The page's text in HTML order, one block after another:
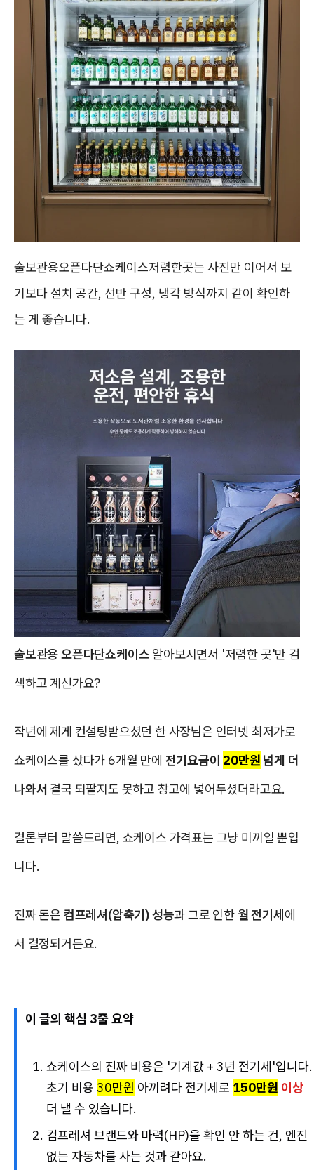
술보관용오픈다단쇼케이스저렴한곳는 사진만 이어서 보
기보다 설치 공간, 선반 구성, 냉각 방식까지 같이 확인하
는 게 좋습니다.
술보관용 오픈다단쇼케이스 알아보시면서 '저렴한 곳'만 검
색하고 계신가요?
작년에 제게 컨설팅받으셨던 한 사장님은 인터넷 최저가로
쇼케이스를 샀다가 6개월 만에 전기요금이 20만원 넘게 더
나와서 결국 되팔지도 못하고 창고에 넣어두셨더라고요.
결론부터 말씀드리면, 쇼케이스 가격표는 그냥 미끼일 뿐입
니다.
진짜 돈은 컴프레셔(압축기) 성능과 그로 인한 월 전기세에
서 결정되거든요.
이 글의 핵심 3줄 요약
쇼케이스의 진짜 비용은 '기계값 + 3년 전기세'입니다.
초기 비용 30만원 아끼려다 전기세로 150만원 이상
더 낼 수 있습니다.
컴프레셔 브랜드와 마력(HP)을 확인 안 하는 건, 엔진
없는 자동차를 사는 것과 같아요.